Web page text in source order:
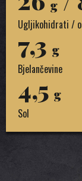
g
Ugljikohidrati /
7,3 g
Bjelančevine
4,5 g
Sol